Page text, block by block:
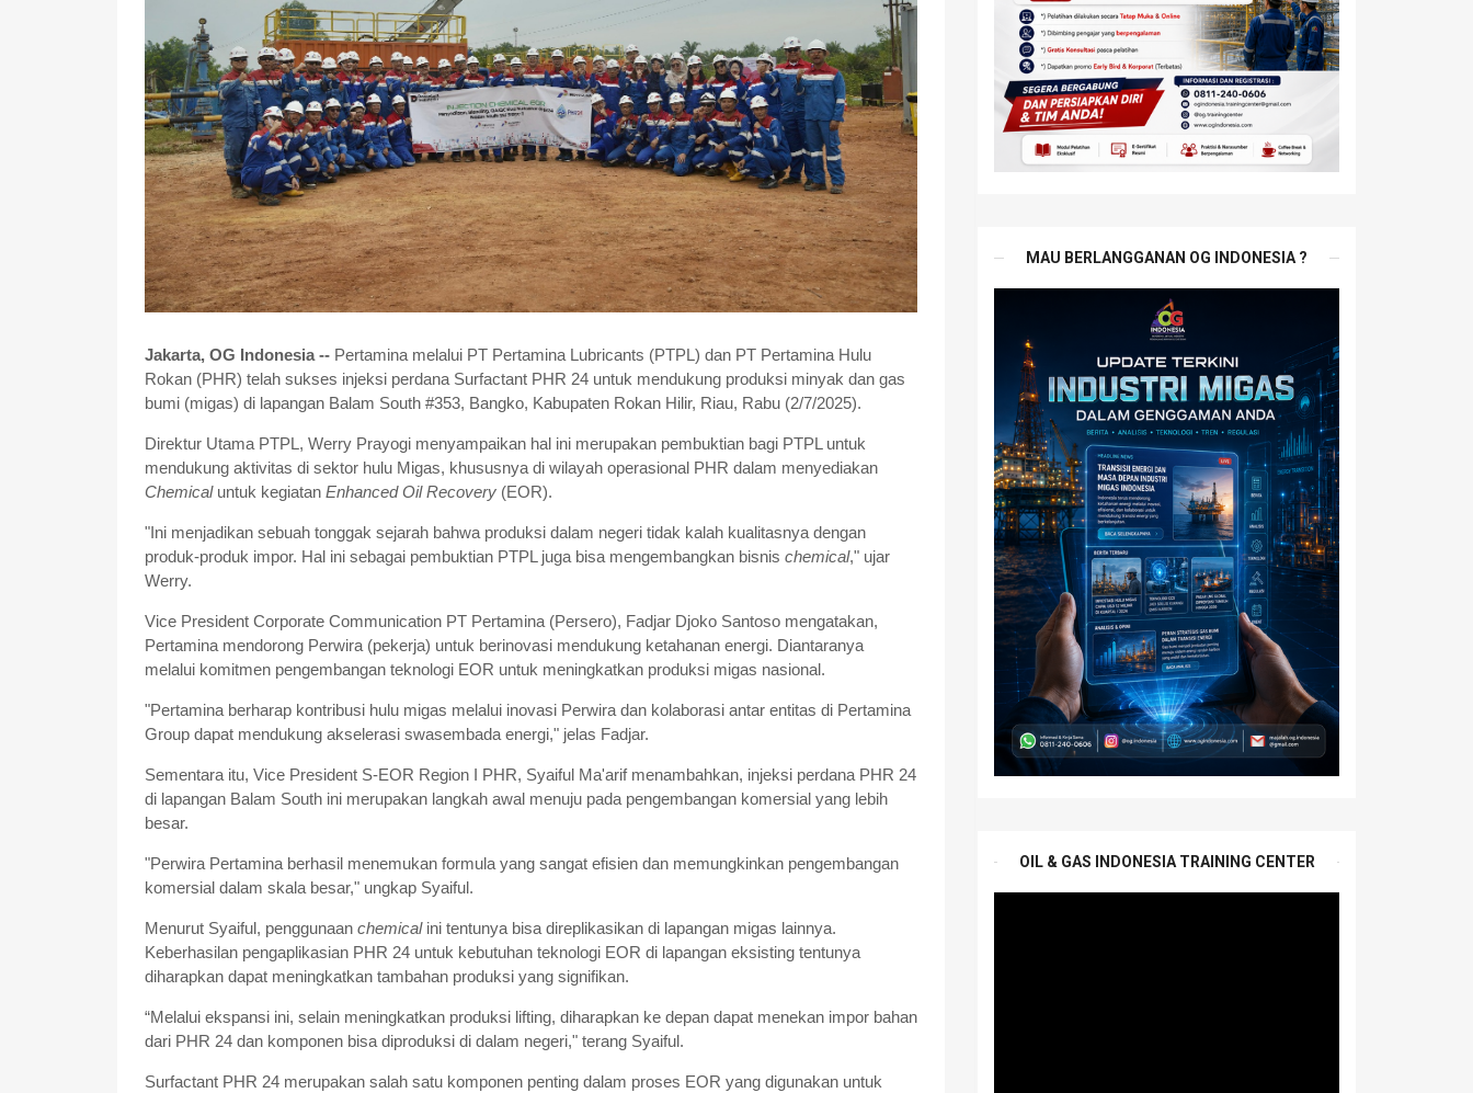
Jakarta, OG Indonesia -- Pertamina melalui PT Pertamina Lubricants (PTPL) dan PT Pertamina Hulu
Rokan (PHR) telah sukses injeksi perdana Surfactant PHR 24 untuk mendukung produksi minyak dan gas
bumi (migas) di lapangan Balam South #353, Bangko, Kabupaten Rokan Hilir, Riau, Rabu (2/7/2025).
Direktur Utama PTPL, Werry Prayogi menyampaikan hal ini merupakan pembuktian bagi PTPL untuk
mendukung aktivitas di sektor hulu Migas, khususnya di wilayah operasional PHR dalam menyediakan
Chemical untuk kegiatan Enhanced Oil Recovery (EOR).
"Ini menjadikan sebuah tonggak sejarah bahwa produksi dalam negeri tidak kalah kualitasnya dengan
produk-produk impor. Hal ini sebagai pembuktian PTPL juga bisa mengembangkan bisnis chemical," ujar
Werry.
Vice President Corporate Communication PT Pertamina (Persero), Fadjar Djoko Santoso mengatakan,
Pertamina mendorong Perwira (pekerja) untuk berinovasi mendukung ketahanan energi. Diantaranya
melalui komitmen pengembangan teknologi EOR untuk meningkatkan produksi migas nasional.
"Pertamina berharap kontribusi hulu migas melalui inovasi Perwira dan kolaborasi antar entitas di Pertamina
Group dapat mendukung akselerasi swasembada energi," jelas Fadjar.
Sementara itu, Vice President S-EOR Region I PHR, Syaiful Ma'arif menambahkan, injeksi perdana PHR 24
di lapangan Balam South ini merupakan langkah awal menuju pada pengembangan komersial yang lebih
besar.
"Perwira Pertamina berhasil menemukan formula yang sangat efisien dan memungkinkan pengembangan
komersial dalam skala besar," ungkap Syaiful.
Menurut Syaiful, penggunaan chemical ini tentunya bisa direplikasikan di lapangan migas lainnya.
Keberhasilan pengaplikasian PHR 24 untuk kebutuhan teknologi EOR di lapangan eksisting tentunya
diharapkan dapat meningkatkan tambahan produksi yang signifikan.
“Melalui ekspansi ini, selain meningkatkan produksi lifting, diharapkan ke depan dapat menekan impor bahan
dari PHR 24 dan komponen bisa diproduksi di dalam negeri," terang Syaiful.
Surfactant PHR 24 merupakan salah satu komponen penting dalam proses EOR yang digunakan untuk
MAU BERLANGGANAN OG INDONESIA ?
OIL & GAS INDONESIA TRAINING CENTER